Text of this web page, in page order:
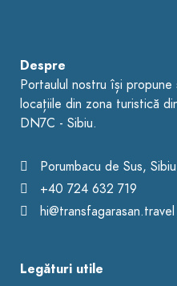
Despre
Portaulul nostru își
locațiile din zona turistică
DN7C - Sibiu.
Porumbacu de Sus, Sibiu
+40 724 632 719
hi@transfagarasan.travel
Legături utile